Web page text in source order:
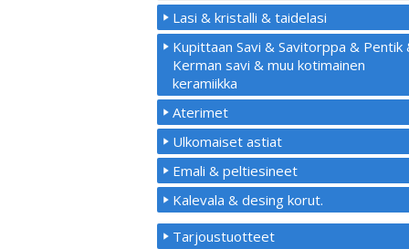
Lasi & kristalli & taidelasi
Kupittaan Savi & Savitorppa & Pentik
Kerman savi & muu kotimainen
keramiikka
Aterimet
Ulkomaiset astiat
Emali & peltiesineet
Kalevala & desing korut.
Tarjoustuotteet